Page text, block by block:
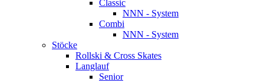
Classic
NNN - System
Combi
NNN - System
Stöcke
Rollski & Cross Skates
Langlauf
Senior